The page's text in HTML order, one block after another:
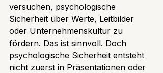
versuchen, psychologische
Sicherheit über Werte, Leitbilder
oder Unternehmenskultur zu
fördern. Das ist sinnvoll. Doch
psychologische Sicherheit entsteht
nicht zuerst in Präsentationen oder